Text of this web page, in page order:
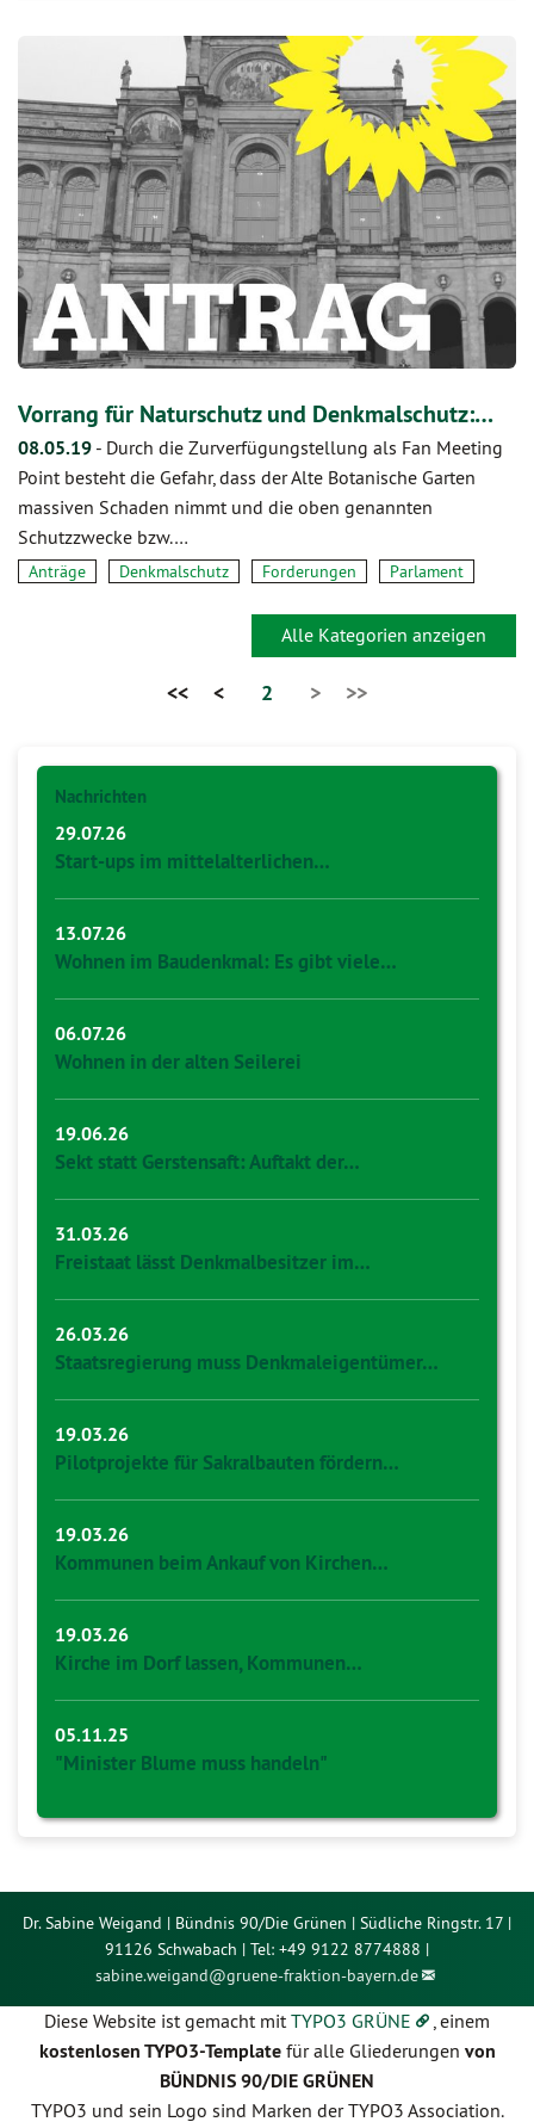
Vorrang für Naturschutz und Denkmalschutz:…
08.05.19 - Durch die Zurverfügungstellung als Fan Meeting
Point besteht die Gefahr, dass der Alte Botanische Garten
massiven Schaden nimmt und die oben genannten
Schutzzwecke bzw.…
Anträge Denkmalschutz Forderungen Parlament
Alle Kategorien anzeigen
<< < 2 > >>
Nachrichten
29.07.26
Start-ups im mittelalterlichen…
13.07.26
Wohnen im Baudenkmal: Es gibt viele…
06.07.26
Wohnen in der alten Seilerei
19.06.26
Sekt statt Gerstensaft: Auftakt der…
31.03.26
Freistaat lässt Denkmalbesitzer im…
26.03.26
Staatsregierung muss Denkmaleigentümer…
19.03.26
Pilotprojekte für Sakralbauten fördern…
19.03.26
Kommunen beim Ankauf von Kirchen…
19.03.26
Kirche im Dorf lassen, Kommunen…
05.11.25
"Minister Blume muss handeln"
Dr. Sabine Weigand | Bündnis 90/Die Grünen | Südliche Ringstr. 17 |
91126 Schwabach | Tel: +49 9122 8774888 |
sabine.weigand@gruene-fraktion-bayern.de
Diese Website ist gemacht mitTYPO3 GRÜNE , einem
kostenlosen TYPO3-Templatefür alle Gliederungen von
BÜNDNIS 90/DIE GRÜNEN
TYPO3 und sein Logo sind Marken der TYPO3 Association.